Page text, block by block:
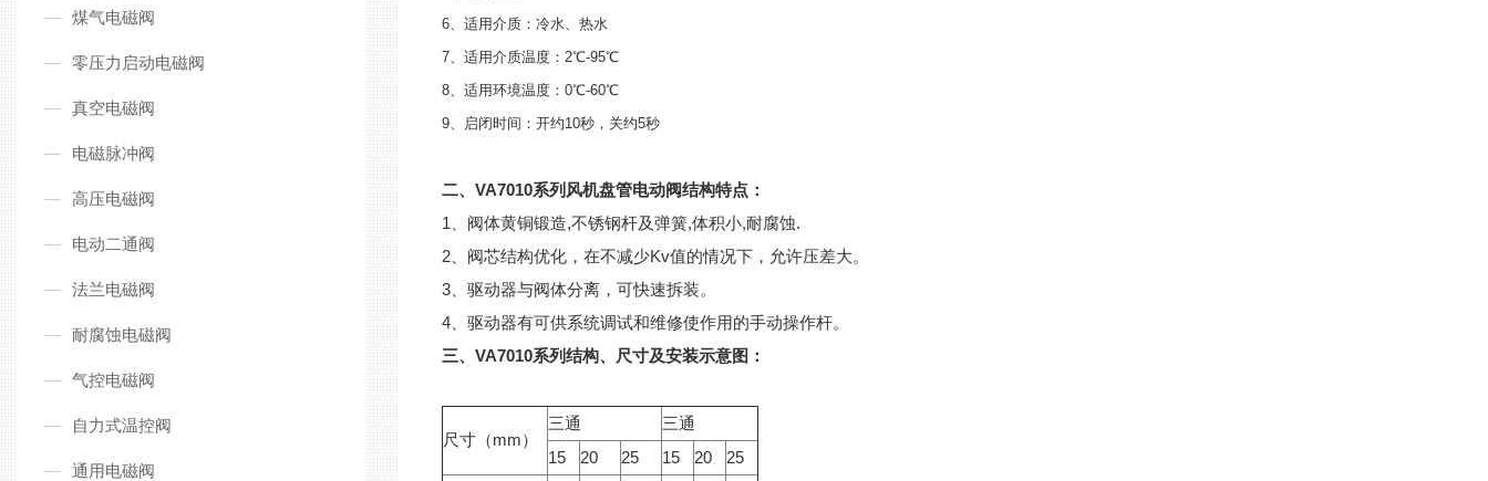
煤气电磁阀
零压力启动电磁阀
真空电磁阀
电磁脉冲阀
高压电磁阀
电动二通阀
法兰电磁阀
耐腐蚀电磁阀
气控电磁阀
自力式温控阀
通用电磁阀
6、适用介质：冷水、热水
7、适用介质温度：2℃-95℃
8、适用环境温度：0℃-60℃
9、启闭时间：开约10秒，关约5秒
二、VA7010系列风机盘管电动阀结构特点：
1、阀体黄铜锻造,不锈钢杆及弹簧,体积小,耐腐蚀.
2、阀芯结构优化，在不减少Kv值的情况下，允许压差大。
3、驱动器与阀体分离，可快速拆装。
4、驱动器有可供系统调试和维修使作用的手动操作杆。
三、VA7010系列结构、尺寸及安装示意图：
尺寸（mm）
三通
三通
15
20 25 15 20
25